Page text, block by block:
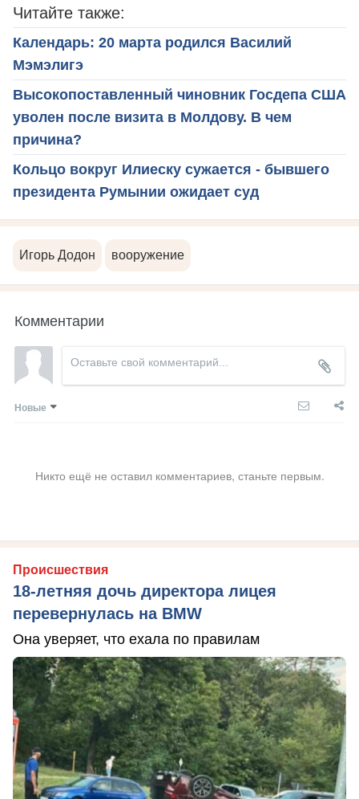
Читайте также:
Календарь: 20 марта родился Василий
Мэмэлигэ
Высокопоставленный чиновник Госдепа США
уволен после визита в Молдову. В чем
причина?
Кольцо вокруг Илиеску сужается - бывшего
президента Румынии ожидает суд
Игорь Додон вооружение
Комментарии
Новые
Никто ещё не оставил комментариев, станьте первым.
Происшествия
18-летняя дочь директора лицея
перевернулась на BMW
Она уверяет, что ехала по правилам